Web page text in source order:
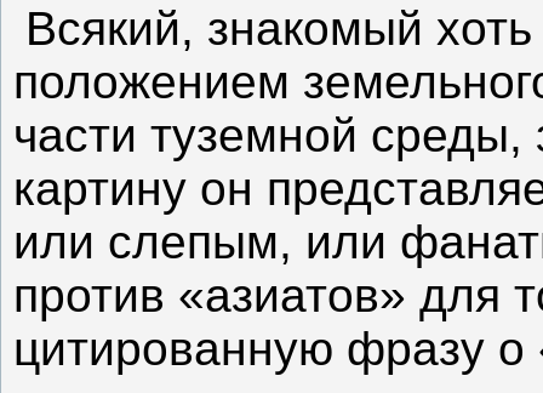
Всякий, знакомый
положением
части туземной среды,
картину он
или слепым, или
против «азиатов» для
цитированную фразу